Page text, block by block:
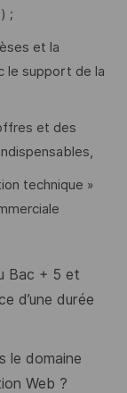
;
et la
le support de la
et des
technique »
Bac + 5 et
d’une durée
le domaine
Web ?